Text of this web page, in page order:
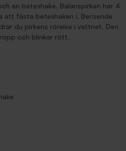
en beteshake. Balanspirken har 4
att fästa beteshaken i. Beroende
du pirkens rörelse i vattnet. Den
och blinkar rött.